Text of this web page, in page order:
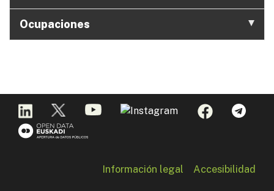
Ocupaciones
Información legal Accesibilidad